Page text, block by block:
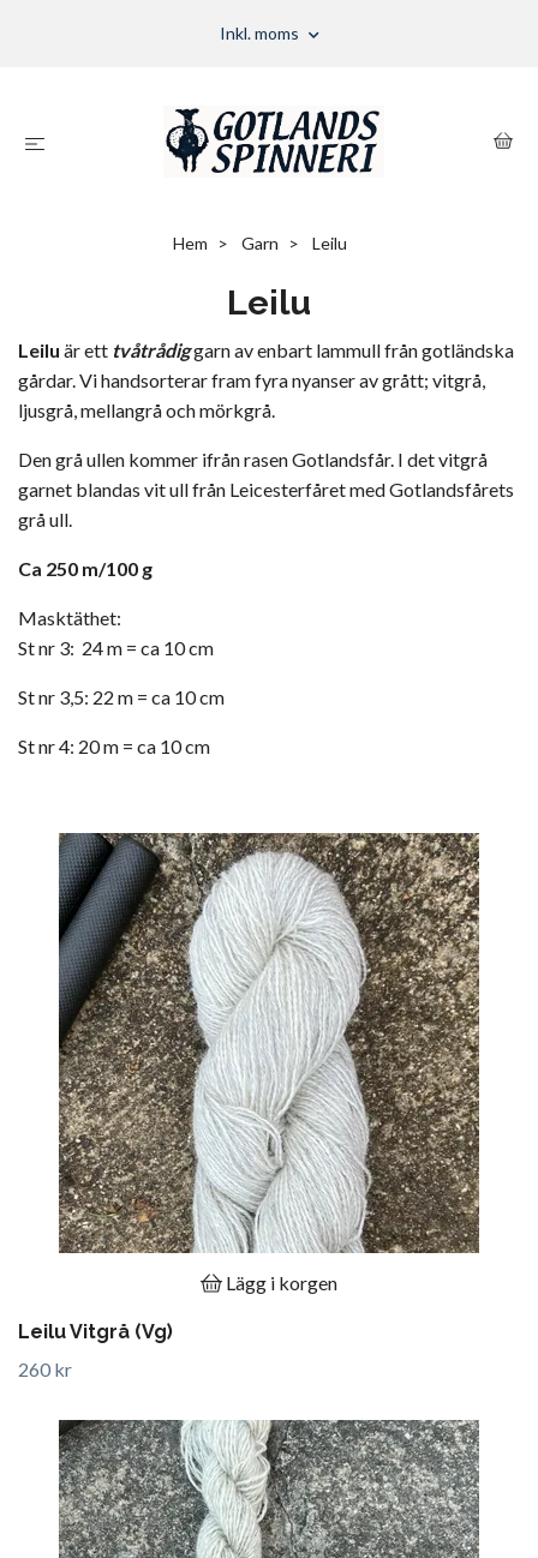
Inkl. moms
Hem Garn Leilu
Leilu
Leilu är ett tvåtrådiggarn av enbart lammull från gotländska
gårdar. Vi handsorterar fram fyra nyanser av grått; vitgrå,
ljusgrå, mellangrå och mörkgrå.
Den grå ullen kommer ifrån rasen Gotlandsfår. I det vitgrå
garnet blandas vit ull från Leicesterfåret med Gotlandsfårets
grå ull.
Ca 250 m/100 g
Masktäthet:
St nr 3: 24 m = ca 10 cm
St nr 3,5: 22 m = ca 10 cm
St nr 4: 20 m = ca 10 cm
Lägg i korgen
Leilu Vitgrå (Vg)
260 kr